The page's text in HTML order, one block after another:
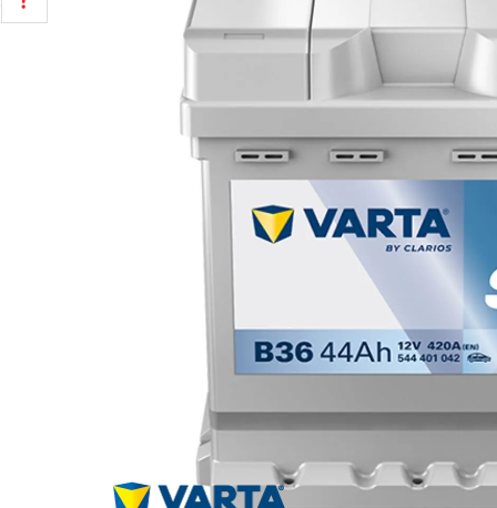
POMOĆ PRI KUPOVINI
Za više informacija, pomoć i